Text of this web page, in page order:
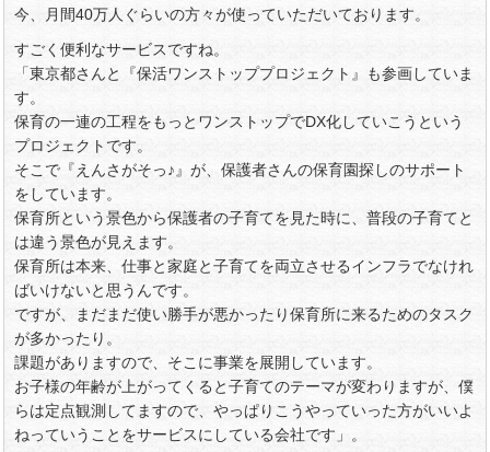
今、月間40万人ぐらいの方々が使っていただいております。
すごく便利なサービスですね。
「東京都さんと『保活ワンストッププロジェクト』も参画していま
す。
保育の一連の工程をもっとワンストップでDX化していこうという
プロジェクトです。
そこで『えんさがそっ♪』が、保護者さんの保育園探しのサポート
をしています。
保育所という景色から保護者の子育てを見た時に、普段の子育てと
は違う景色が見えます。
保育所は本来、仕事と家庭と子育てを両立させるインフラでなけれ
ばいけないと思うんです。
ですが、まだまだ使い勝手が悪かったり保育所に来るためのタスク
が多かったり。
課題がありますので、そこに事業を展開しています。
お子様の年齢が上がってくると子育てのテーマが変わりますが、僕
らは定点観測してますので、やっぱりこうやっていった方がいいよ
ねっていうことをサービスにしている会社です」。